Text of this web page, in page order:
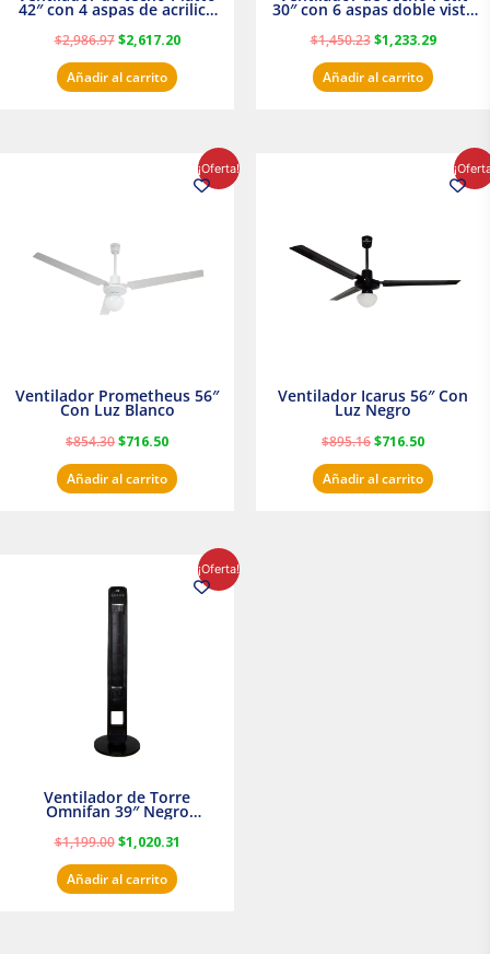
42″ con 4 aspas de acrilico
transparente
$2,986.97 $2,617.20
Añadir al carrito
30″ con 6 aspas doble vista
Satinado Masterfan
$1,450.23 $1,233.29
Añadir al carrito
¡Oferta!
Ventilador Prometheus 56″
Con Luz Blanco
$854.30$716.50
precio
actual
Añadir al carrito
Ventilador Icarus 56″ Con
Luz Negro
$895.16$716.50
precio
actual
Añadir al carrito
¡Oferta!
Ventilador de Torre
Omnifan 39″ Negro
$1,199.00
original
era:
$1,020.31
precio
actual
Añadir al carrito